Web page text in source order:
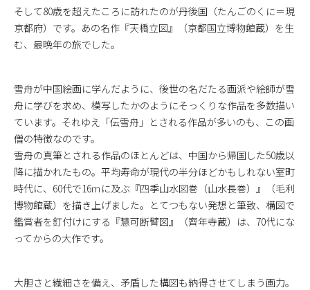
そして80歳を超えたころに訪れたのが丹後国（たんごのくに＝現
京都府）です。あの名作『天橋立図』（京都国立博物館蔵）を生
む、最晩年の旅でした。
雪舟が中国絵画に学んだように、後世の名だたる画派や絵師が雪
舟に学びを求め、模写したかのようにそっくりな作品を多数描い
ています。それゆえ「伝雪舟」とされる作品が多いのも、この画
僧の特徴なのです。
雪舟の真筆とされる作品のほとんどは、中国から帰国した50歳以
降に描かれたもの。平均寿命が現代の半分ほどかもしれない室町
時代に、60代で16ｍに及ぶ『四季山水図巻（山水長巻）』（毛利
博物館蔵）を描き上げました。とてつもない発想と筆致、構図で
鑑賞者を釘付けにする『慧可断臂図』（齊年寺蔵）は、70代にな
ってからの大作です。
大胆さと繊細さを備え、矛盾した構図も納得させてしまう画力。